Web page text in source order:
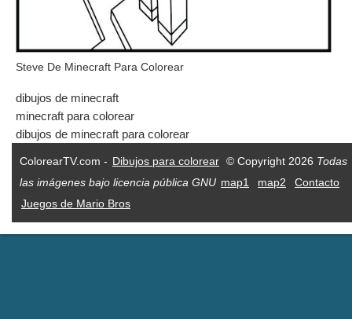
Steve De Minecraft Para Colorear
dibujos de minecraft
minecraft para colorear
dibujos de minecraft para colorear
ColorearTV.com - Dibujos para colorear © Copyright 2026 Todas
las imágenes bajo licencia pública GNU map1 map2
Contacto
Juegos de Mario Bros